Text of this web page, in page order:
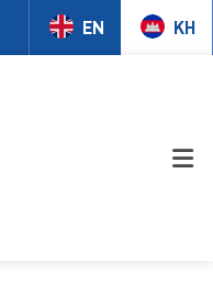
EN KH